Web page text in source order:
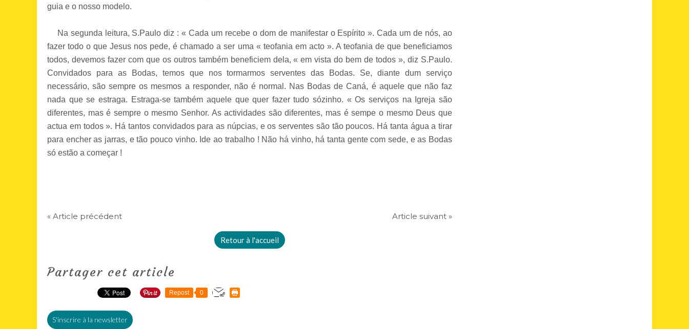
guia e o nosso modelo.
Na segunda leitura, S.Paulo diz : « Cada um recebe o dom de manifestar o Espírito ». Cada um de nós, ao
fazer todo o que Jesus nos pede, é chamado a ser uma « teofania em acto ». A teofania de que beneficiamos
todos, devemos fazer com que os outros também beneficiem dela, « em vista do bem de todos », diz S.Paulo.
Convidados para as Bodas, temos que nos tormarmos serventes das Bodas. Se, diante dum serviço
necessário, são sempre os mesmos a responder, não é normal. Nas Bodas de Caná, é aquele que não faz
nada que se estraga. Estraga-se também aquele que quer fazer tudo sózinho. « Os serviços na Igreja são
diferentes, mas é sempre o mesmo Senhor. As actividades são diferentes, mas é sempe o mesmo Deus que
actua em todos ». Há tantos convidados para as núpcias, e os serventes são tão poucos. Há tanta água a tirar
para encher as jarras, e tão pouco vinho. Ide ao trabalho ! Não há vinho, há tanta gente com sede, e as Bodas
só estão a começar !
« Article précédent Article suivant »
Retour à l'accueil
Partager cet article
Repost 0
S'inscrire à la newsletter